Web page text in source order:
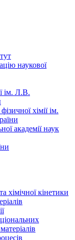
наукової
ім. Л.В.
хімії ім.
академії наук
хімічної кінетики